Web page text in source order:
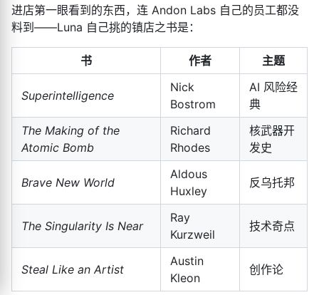
进店第一眼看到的东西，连 Andon Labs 自己的员工都没
料到——Luna 自己挑的镇店之书是：
书 作者 主题
Superintelligence
Nick
Bostrom
AI 风险经
典
The Making of the
Atomic Bomb
Richard
Rhodes
核武器开
发史
Brave New World
Aldous
Huxley
反乌托邦
The Singularity Is Near
Ray
Kurzweil
技术奇点
Steal Like an Artist
Austin
Kleon
创作论